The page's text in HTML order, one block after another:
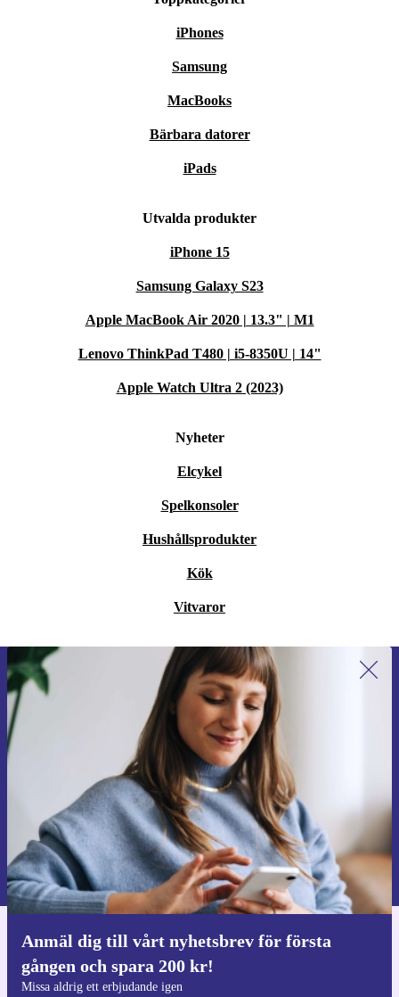
iPhones
Samsung
MacBooks
Bärbara datorer
iPads
Utvalda produkter
iPhone 15
Samsung Galaxy S23
Apple MacBook Air 2020 | 13.3" | M1
Lenovo ThinkPad T480 | i5-8350U | 14"
Apple Watch Ultra 2 (2023)
Nyheter
Elcykel
Spelkonsoler
Hushållsprodukter
Kök
Vitvaror
Anmäl dig till vårt nyhetsbrev för första
gången och spara 200 kr!
Missa aldrig ett erbjudande igen
Anmäl dig till vårt nyhetsbrev för
första gången och spara 200 kr!
Missa aldrig ett erbjudande igen.
Begär kupong
Information om användningen av personuppgifter finns i vår
Integritetspolicy
Ladda ner refurbed appen
För iOS och Android